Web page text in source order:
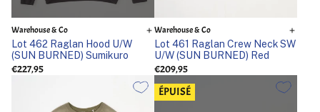
Warehouse & Co
Lot 462 Raglan Hood U/W
(SUN BURNED) Sumikuro
€227,95
Warehouse & Co
Lot 461 Raglan Crew Neck SW
U/W (SUN BURNED) Red
€209,95
ÉPUISÉ